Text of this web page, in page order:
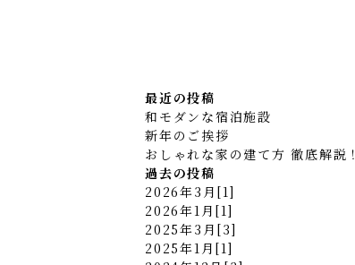
最近の投稿
和モダンな宿泊施設
新年のご挨拶
おしゃれな家の建て方 徹底解説！
過去の投稿
2026年3月[1]
2026年1月[1]
2025年3月[3]
2025年1月[1]